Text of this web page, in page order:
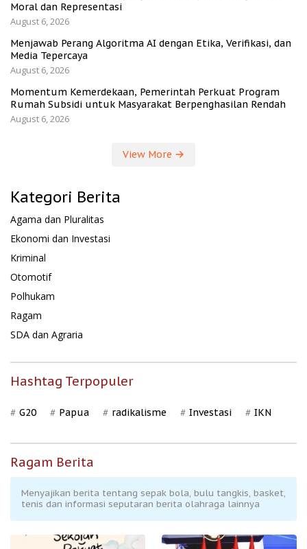
Moral dan Representasi
August 6, 2026
Menjawab Perang Algoritma AI dengan Etika, Verifikasi, dan
Media Tepercaya
August 6, 2026
Momentum Kemerdekaan, Pemerintah Perkuat Program
Rumah Subsidi untuk Masyarakat Berpenghasilan Rendah
August 6, 2026
View More
Kategori Berita
Agama dan Pluralitas
Ekonomi dan Investasi
Kriminal
Otomotif
Polhukam
Ragam
SDA dan Agraria
Hashtag Terpopuler
G20 Papua radikalisme Investasi IKN
Ragam Berita
Menyajikan berita tentang sepak bola, bulu tangkis, basket,
tenis dan informasi seputaran berita olahraga lainnya